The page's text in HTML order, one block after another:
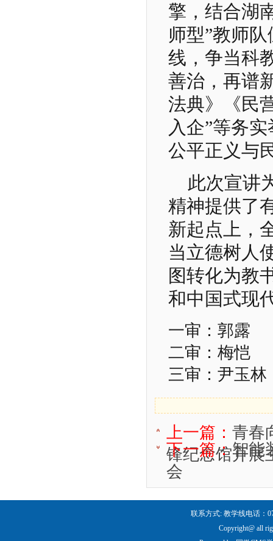
擎，结合湖
师型”教师
线，争当科
善治，再谱
法典》《民
入企”等务
公平正义与
此次宣讲
精神提供了
新起点上，
当立德树人
图转化为教
和中国式现
一审：郭露
二审：梅恺
三审：尹玉林
上一篇：青春
锋纪念馆开展
下一篇：智能
会
联系方式: 教学线电话：
Copyright@ all